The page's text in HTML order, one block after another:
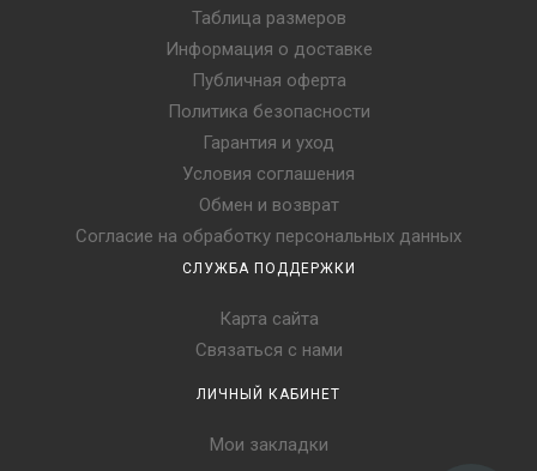
Таблица размеров
Информация о доставке
Публичная оферта
Политика безопасности
Гарантия и уход
Условия соглашения
Обмен и возврат
Согласие на обработку персональных данных
СЛУЖБА ПОДДЕРЖКИ
Карта сайта
Связаться с нами
ЛИЧНЫЙ КАБИНЕТ
Мои закладки